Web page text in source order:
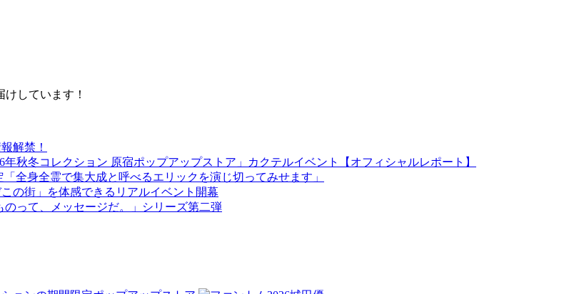
しています！
解禁！
秋冬コレクション 原宿ポップアップストア」カクテルイベント【オフィシャルレポート】
全身全霊で集大成と呼べるエリックを演じ切ってみせます」
の街」を体感できるリアルイベント開幕
って、メッセージだ。」シリーズ第二弾